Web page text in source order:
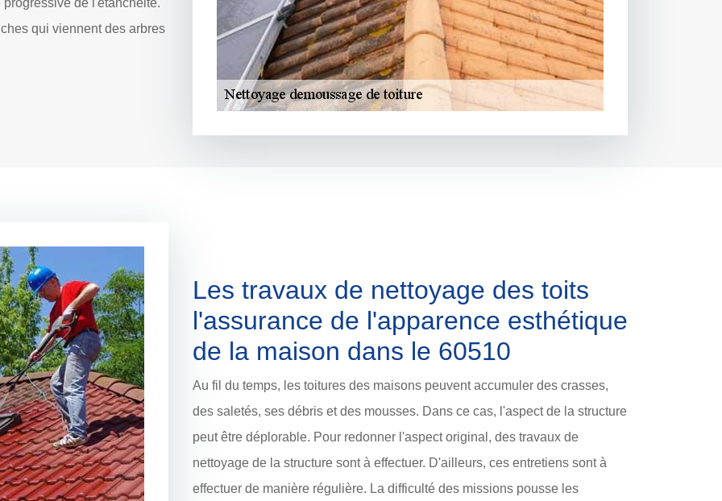
de l'étanchéité.
qui viennent des arbres
Les travaux de nettoyage des toits
l'assurance de l'apparence esthétique
de la maison dans le 60510
Au fil du temps, les toitures des maisons peuvent accumuler des crasses,
des saletés, ses débris et des mousses. Dans ce cas, l'aspect de la structure
peut être déplorable. Pour redonner l'aspect original, des travaux de
nettoyage de la structure sont à effectuer. D'ailleurs, ces entretiens sont à
effectuer de manière régulière. La difficulté des missions pousse les